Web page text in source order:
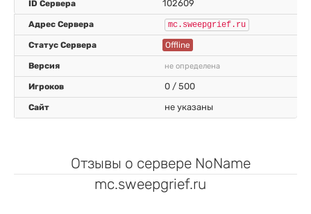
102609
mc.sweepgrief.ru
Offline
не определена
0 / 500
не указаны
Отзывы о сервере NoName
mc.sweepgrief.ru